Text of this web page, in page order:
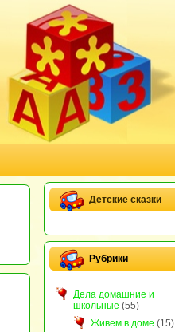
Детские сказки
Рубрики
Дела домашние и
школьные (55)
Живем в доме (15)